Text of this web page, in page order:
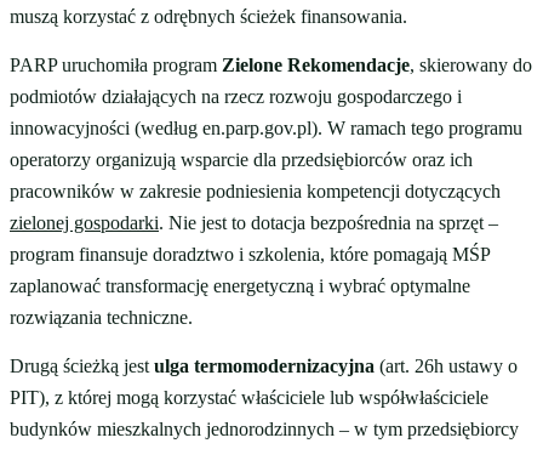
muszą korzystać z odrębnych ścieżek finansowania.
PARP uruchomiła program Zielone Rekomendacje, skierowany do
podmiotów działających na rzecz rozwoju gospodarczego i
innowacyjności (według en.parp.gov.pl). W ramach tego programu
operatorzy organizują wsparcie dla przedsiębiorców oraz ich
pracowników w zakresie podniesienia kompetencji dotyczących
zielonej gospodarki. Nie jest to dotacja bezpośrednia na sprzęt –
program finansuje doradztwo i szkolenia, które pomagają MŚP
zaplanować transformację energetyczną i wybrać optymalne
rozwiązania techniczne.
Drugą ścieżką jest ulga termomodernizacyjna (art. 26h ustawy o
PIT), z której mogą korzystać właściciele lub współwłaściciele
budynków mieszkalnych jednorodzinnych – w tym przedsiębiorcy